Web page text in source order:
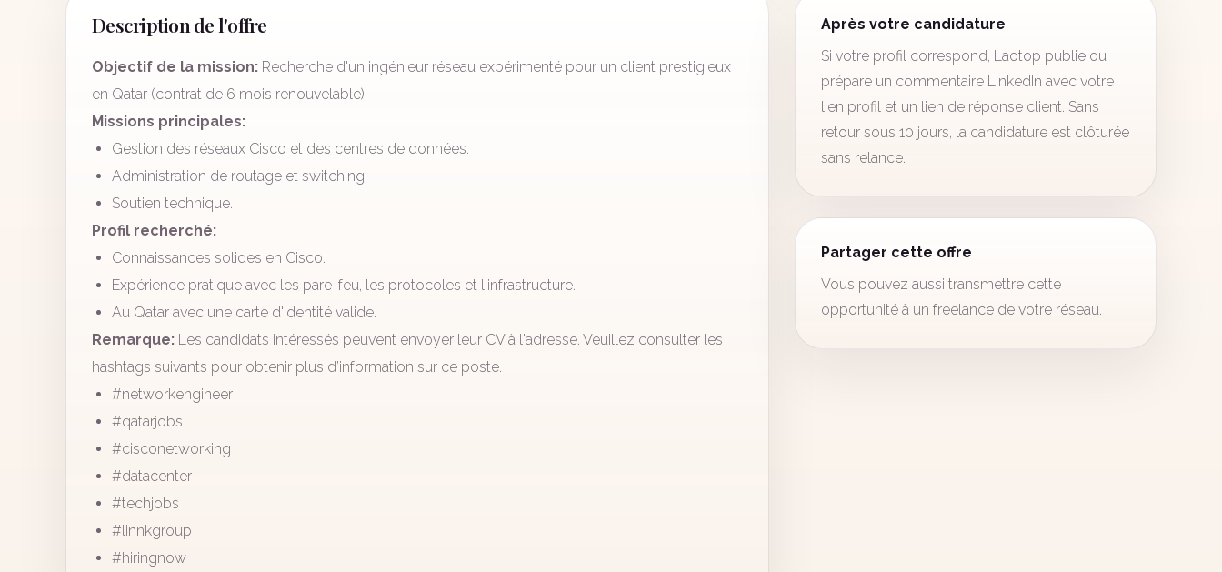
Description de l'offre
Objectif de la mission: Recherche d'un ingénieur réseau expérimenté pour un client prestigieux
en Qatar (contrat de 6 mois renouvelable).
Missions principales:
Gestion des réseaux Cisco et des centres de données.
Administration de routage et switching.
Soutien technique.
Profil recherché:
Connaissances solides en Cisco.
Expérience pratique avec les pare-feu, les protocoles et l'infrastructure.
Au Qatar avec une carte d'identité valide.
Remarque: Les candidats intéressés peuvent envoyer leur CV à l'adresse. Veuillez consulter les
hashtags suivants pour obtenir plus d’information sur ce poste.
#networkengineer
#qatarjobs
#cisconetworking
#datacenter
#techjobs
#linnkgroup
#hiringnow
Après votre candidature
Si votre profil correspond, Laotop publie ou
prépare un commentaire LinkedIn avec votre
lien profil et un lien de réponse client. Sans
retour sous 10 jours, la candidature est clôturée
sans relance.
Partager cette offre
Vous pouvez aussi transmettre cette
opportunité à un freelance de votre réseau.